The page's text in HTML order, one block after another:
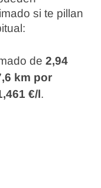
si te pillan
de 2,94
km por
€/l.